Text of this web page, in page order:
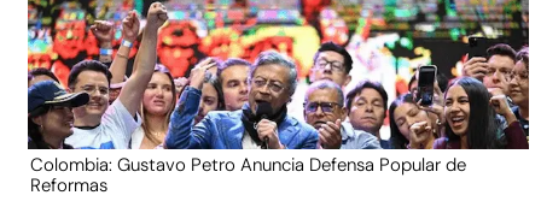
Colombia: Gustavo Petro Anuncia Defensa Popular de
Reformas